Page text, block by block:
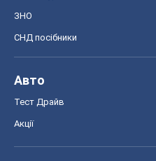
ЗНО
СНД посібники
Авто
Тест Драйв
Акції